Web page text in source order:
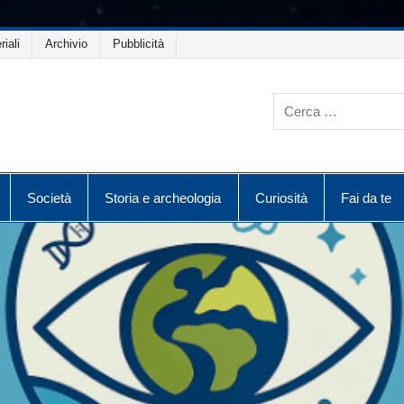
Archivio Pubblicità
Società Storia e archeologia Curiosità Fai da te